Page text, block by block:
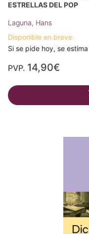
ESTRELLAS DEL POP
Laguna, Hans
Disponible en breve
Si se pide hoy, se
PVP. 14,90€